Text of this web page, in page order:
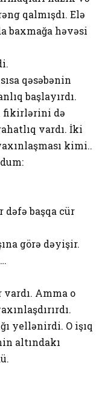
qalmışdı. Elə
baxmağa həvəsi
qəsəbənin
başlayırdı.
fikirlərini də
vardı. İki
kimi..
dəfə başqa cür
görə dəyişir.
vardı. Amma o
yellənirdi. O işıq
altındakı